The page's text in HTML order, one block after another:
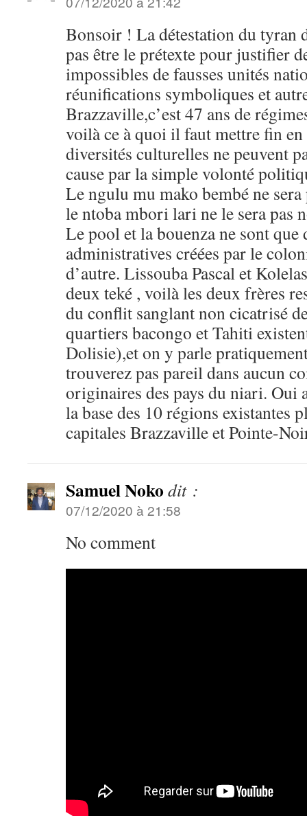
Bonsoir ! La détestation du tyran
pas être le prétexte pour justifier
impossibles de fausses unités
réunifications symboliques et
Brazzaville,c’est 47 ans de
voilà ce à quoi il faut mettre fin en
diversités culturelles ne peuvent
cause par la simple volonté
Le ngulu mu mako bembé ne
le ntoba mbori lari ne le sera pas
Le pool et la bouenza ne sont
administratives créées par le
d’autre. Lissouba Pascal et
deux teké , voilà les deux frères
du conflit sanglant non cicatrisé
quartiers bacongo et Tahiti
Dolisie),et on y parle
trouverez pas pareil dans aucun
originaires des pays du niari. Oui
la base des 10 régions existantes
capitales Brazzaville et Pointe-
Samuel Noko dit :
07/12/2020 à 21:58
No comment